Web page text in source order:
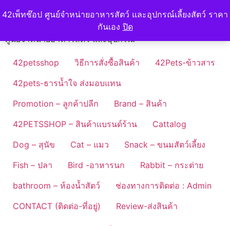
42เพ็ทช๊อป ศูนย์จำหน่ายอาหารสัตว์ และอุปกรณ์เลี้ยงสัตว์ ราคา
กันเอง ปิด
to42petshop
ศูนย์จำหน่ายอาหารสัตว์ และอุปกรณ์
42petsshop วิธีการสั่งซื้อสินค้า
42Pets-ข้าวสาร
42pets-ธารน้ำใจ ส่งมอบแทน
Promotion – ลูกค้าปลีก
Brand – สินค้า
42PETSSHOP – สินค้าแบรนด์ร้าน
Cattalog
Dog – สุนัข
Cat – แมว
Snack – ขนมสัตว์เลี้ยง
Fish – ปลา
Bird -อาหารนก
Rabbit – กระต่าย
bathroom – ห้องน้ำสัตว์
ช่องทางการติดต่อ : Admin
CONTACT (ติดต่อ-ที่อยู่)
Review-ส่งสินค้า